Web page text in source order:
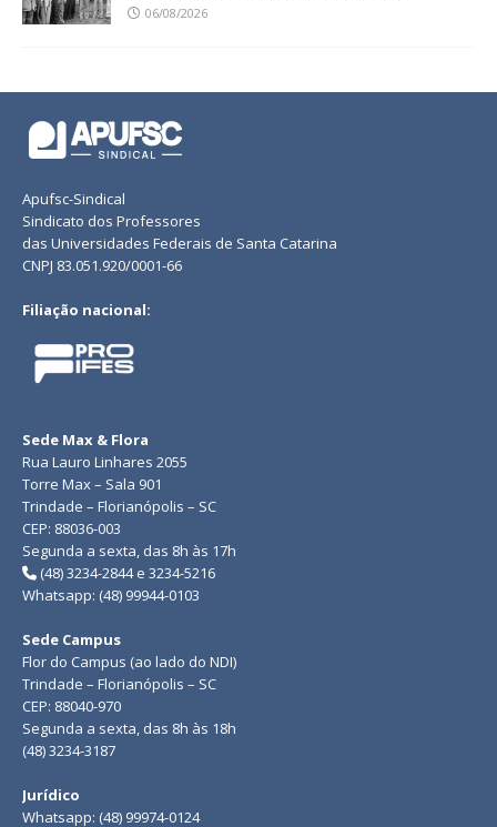
06/08/2026
Apufsc-Sindical
Sindicato dos Professores
das Universidades Federais de Santa Catarina
CNPJ 83.051.920/0001-66
Filiação nacional:
Sede Max & Flora
Rua Lauro Linhares 2055
Torre Max – Sala 901
Trindade – Florianópolis – SC
CEP: 88036-003
Segunda a sexta, das 8h às 17h
(48) 3234-2844 e 3234-5216
Whatsapp: (48) 99944-0103
Sede Campus
Flor do Campus (ao lado do NDI)
Trindade – Florianópolis – SC
CEP: 88040-970
Segunda a sexta, das 8h às 18h
(48) 3234-3187
Jurídico
Whatsapp: (48) 99974-0124